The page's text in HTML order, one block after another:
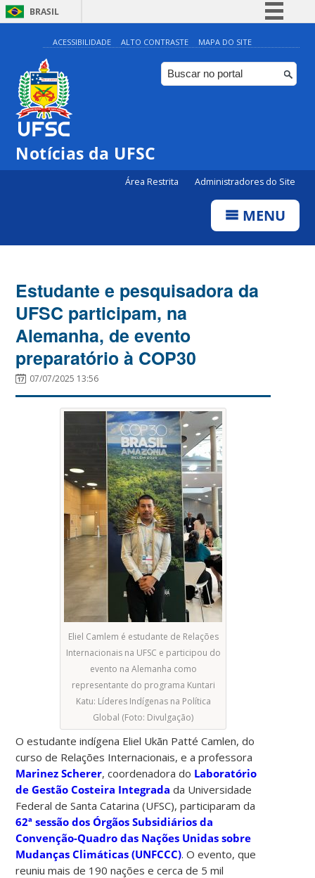
BRASIL
Simplifique!
Comunica BR
Participe
ACESSIBILIDADE ALTO CONTRASTE MAPA DO SITE
Notícias da UFSC
Área Restrita Administradores do Site
MENU
Estudante e pesquisadora da
UFSC participam, na
Alemanha, de evento
preparatório à COP30
07/07/2025 13:56
Eliel Camlem é estudante de Relações
Internacionais na UFSC e participou do
evento na Alemanha como
representante do programa Kuntari
Katu: Líderes Indígenas na Política
Global (Foto: Divulgação)
O estudante indígena Eliel Ukãn Patté Camlen, do
curso de Relações Internacionais, e a professora
Marinez Scherer, coordenadora do Laboratório
de Gestão Costeira Integrada da Universidade
Federal de Santa Catarina (UFSC), participaram da
62ª sessão dos Órgãos Subsidiários da
Convenção-Quadro das Nações Unidas sobre
Mudanças Climáticas (UNFCCC). O evento, que
reuniu mais de 190 nações e cerca de 5 mil